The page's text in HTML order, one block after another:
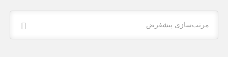
مرتب‌سازی پیشفرض